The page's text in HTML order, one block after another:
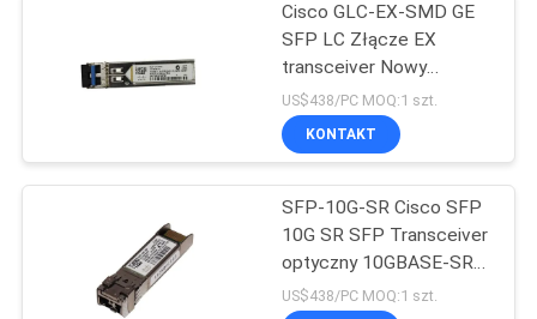
Cisco GLC-EX-SMD GE
SFP LC Złącze EX
transceiver Nowy
Oryginał
US$438/PC MOQ:1 szt.
KONTAKT
SFP-10G-SR Cisco SFP
10G SR SFP Transceiver
optyczny 10GBASE-SR
Moduł SFP
US$438/PC MOQ:1 szt.